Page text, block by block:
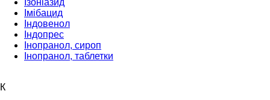
Ізоніазид
Імібацид
Індовенол
Індопрес
Інопранол, сироп
Інопранол, таблетки
К